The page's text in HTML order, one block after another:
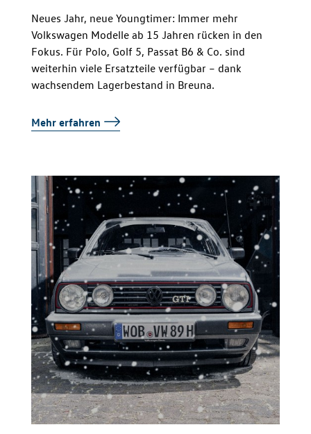
Neues Jahr, neue Youngtimer: Immer mehr
Volkswagen Modelle ab 15 Jahren rücken in den
Fokus. Für Polo, Golf 5, Passat B6 & Co. sind
weiterhin viele Ersatzteile verfügbar – dank
wachsendem Lagerbestand in Breuna.
Mehr erfahren